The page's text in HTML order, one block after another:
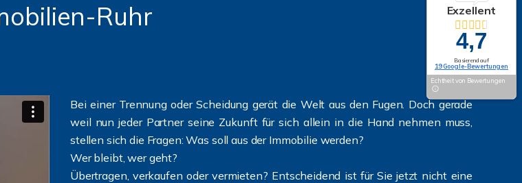
Ruhr
Bei einer Trennung oder Scheidung gerät die Welt aus den Fugen. Doch gerade
weil nun jeder Partner seine Zukunft für sich allein in die Hand nehmen muss,
stellen sich die Fragen: Was soll aus der Immobilie werden?
Wer bleibt, wer geht?
Übertragen, verkaufen oder vermieten? Entscheidend ist für Sie jetzt nicht eine
Exzellent
4,7
Basierend auf
19 Google-Bewertungen
Echtheit von Bewertungen